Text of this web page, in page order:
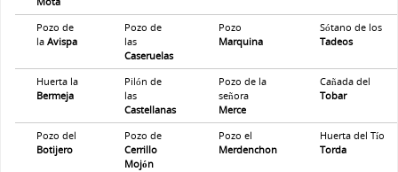
Pozo de
laAvispa
Pozo de
las
Caseruelas
Pozo
Marquina
Sótano de los
Tadeos
Huerta la
Bermeja
Pilón de
las
Castellanas
Pozo de la
señora
Merce
Cañada del
Tobar
Pozo del
Botijero
Pozo de
Cerrillo
Mojón
Pozo el
Merdenchon
Huerta del Tío
Torda